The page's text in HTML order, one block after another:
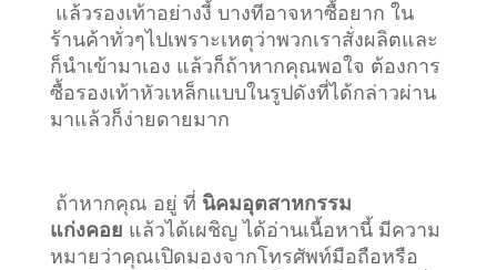
แล้วรองเท้าอย่างงี้ บางทีอาจหาซื้อยาก ใน
ร้านค้าทั่วๆไปเพราะเหตุว่าพวกเราสั่งผลิตและ
ก็นำเข้ามาเอง แล้วก็ถ้าหากคุณพอใจ ต้องการ
ซื้อรองเท้าหัวเหล็กแบบในรูปดังที่ได้กล่าวผ่าน
มาแล้วก็ง่ายดายมาก
ถ้าหากคุณ อยู่ ที่ นิคมอุตสาหกรรม
แก่งคอย แล้วได้เผชิญ ได้อ่านเนื้อหานี้ มีความ
หมายว่าคุณเปิดมองจากโทรศัพท์มือถือหรือ